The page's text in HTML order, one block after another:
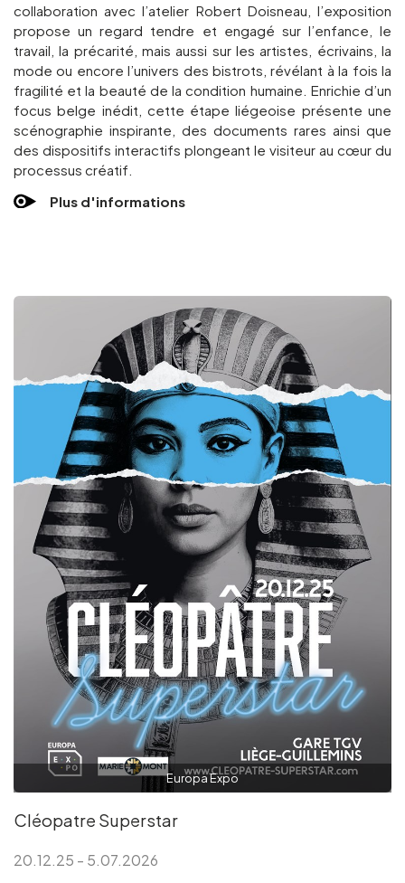
collaboration avec l’atelier Robert Doisneau, l’exposition
propose un regard tendre et engagé sur l’enfance, le
travail, la précarité, mais aussi sur les artistes, écrivains, la
mode ou encore l’univers des bistrots, révélant à la fois la
fragilité et la beauté de la condition humaine. Enrichie d’un
focus belge inédit, cette étape liégeoise présente une
scénographie inspirante, des documents rares ainsi que
des dispositifs interactifs plongeant le visiteur au cœur du
processus créatif.
Plus d'informations
Europa Expo
Cléopatre Superstar
20.12.25 - 5.07.2026